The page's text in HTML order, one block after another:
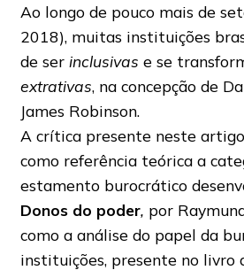
Ao longo de pouco mais de
2018), muitas instituições
de ser inclusivas e se
extrativas, na concepção de
James Robinson.
A crítica presente neste
como referência teórica a
estamento burocrático
Donos do poder, por
como a análise do papel da
instituições, presente no livro